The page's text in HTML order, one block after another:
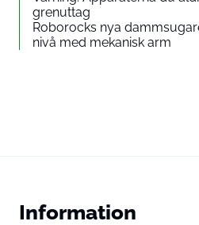
grenuttag
Roborocks nya
nivå med mekanisk arm
Information